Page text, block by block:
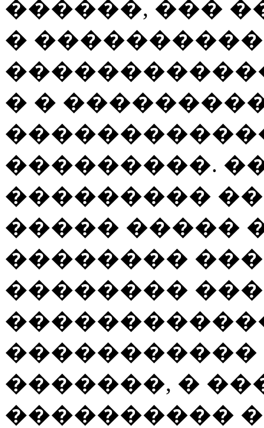
������, ���
�
� �
���������.
���������
����� �����
��������
��������
�����������
�������, �
����������